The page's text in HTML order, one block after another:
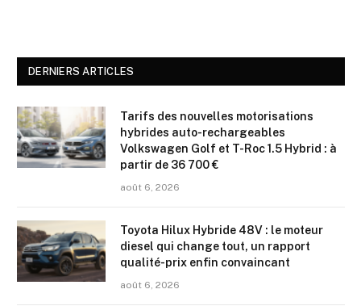
DERNIERS ARTICLES
Tarifs des nouvelles motorisations
hybrides auto-rechargeables
Volkswagen Golf et T-Roc 1.5 Hybrid : à
partir de 36 700 €
août 6, 2026
Toyota Hilux Hybride 48V : le moteur
diesel qui change tout, un rapport
qualité-prix enfin convaincant
août 6, 2026